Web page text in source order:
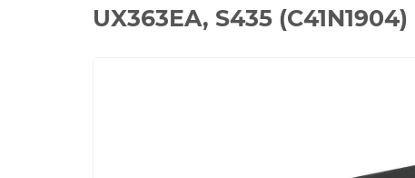
UX363EA, S435